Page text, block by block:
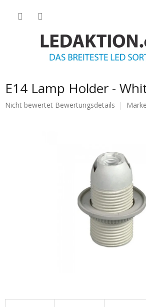
E14 Lamp Holder -
Die
Nicht bewertet Bewertungsdetails